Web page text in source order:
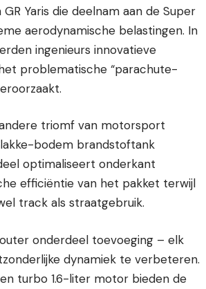
Yaris die deelnam aan de Super
aerodynamische belastingen. In
ingenieurs innovatieve
problematische “parachute-
triomf van motorsport
bodem brandstoftank
optimaliseert onderkant
efficiëntie van het pakket terwijl
track als straatgebruik.
onderdeel toevoeging – elk
dynamiek te verbeteren.
turbo 1.6-liter motor bieden de